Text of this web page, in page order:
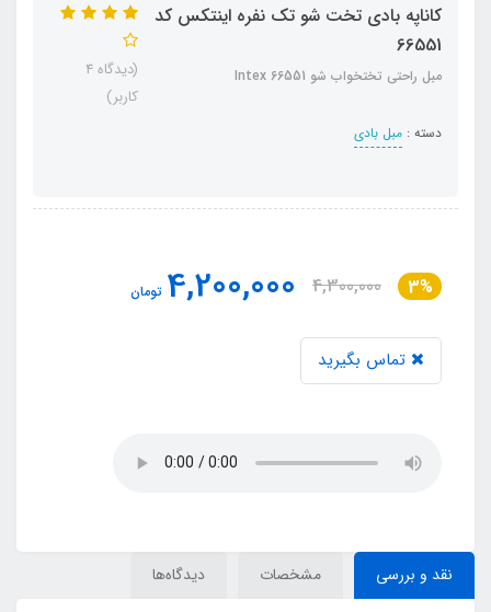
کاناپه بادی تخت شو تک نفره اینتکس کد
66551
مبل راحتی تختخواب شو Intex 66551
دسته : مبل بادی
(دیدگاه 4
کاربر)
3%
4,300,000
4,200,000 تومان
تماس بگیرید
نقد و بررسی مشخصات دیدگاه‌ها